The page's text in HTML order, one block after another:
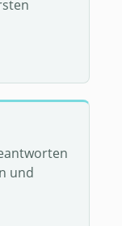
und